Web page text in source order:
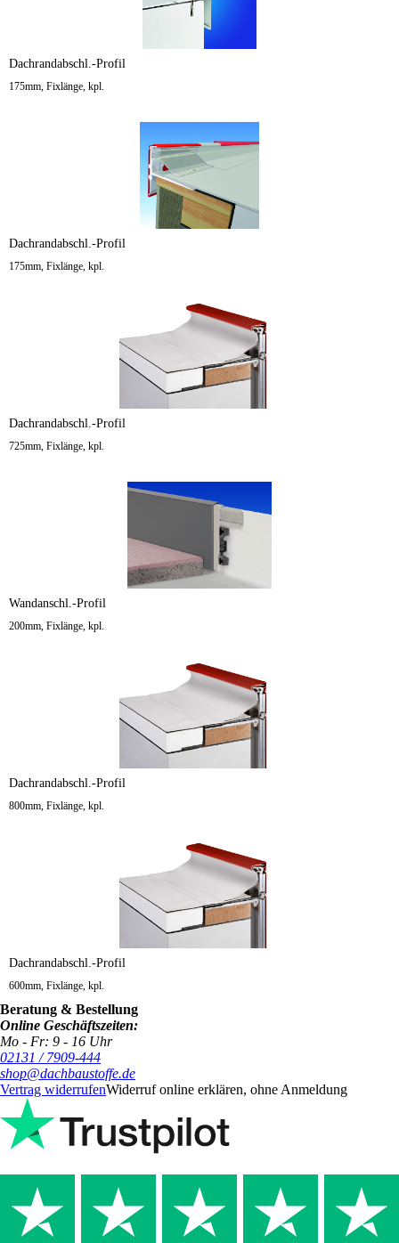
Dachrandabschl.-Profil
175mm, Fixlänge, kpl.
Dachrandabschl.-Profil
175mm, Fixlänge, kpl.
Dachrandabschl.-Profil
725mm, Fixlänge, kpl.
Wandanschl.-Profil
200mm, Fixlänge, kpl.
Dachrandabschl.-Profil
800mm, Fixlänge, kpl.
Dachrandabschl.-Profil
600mm, Fixlänge, kpl.
Beratung & Bestellung
Online Geschäftszeiten:
Mo - Fr: 9 - 16 Uhr
02131 / 7909-444
shop@dachbaustoffe.de
Vertrag widerrufenWiderruf online erklären, ohne Anmeldung